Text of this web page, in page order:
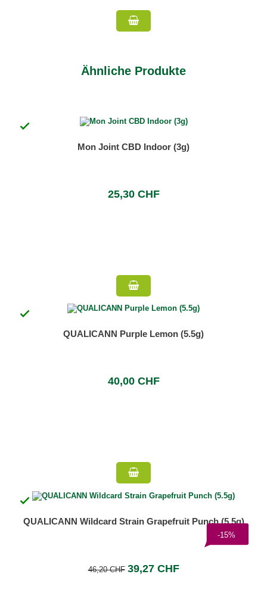
Ähnliche Produkte

Mon Joint CBD Indoor (3g)
25,30 CHF

QUALICANN Purple Lemon (5.5g)
40,00 CHF

-15%
QUALICANN Wildcard Strain Grapefruit Punch (5.5g)
46,20 CHF 39,27 CHF